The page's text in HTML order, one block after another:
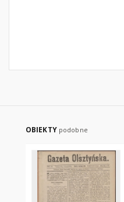
OBIEKTY podobne